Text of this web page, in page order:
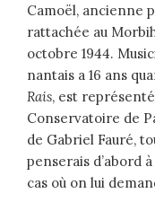
Camoël, ancienne
rattachée au
octobre 1944.
nantais a 16 ans
Rais, est
Conservatoire de
de Gabriel Fauré,
penserais d’abord
cas où on lui